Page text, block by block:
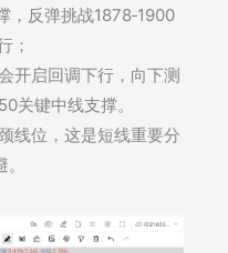
，反弹挑战1878‑1900
；
开启回调下行，向下测
关键中线支撑。
线位，这是短线重要分